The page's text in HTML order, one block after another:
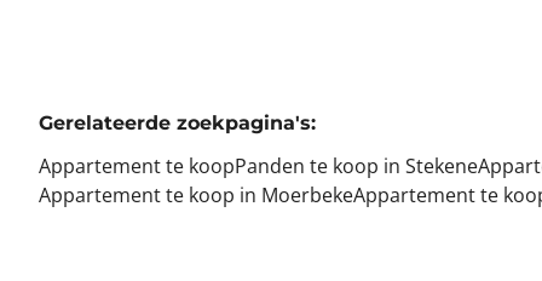
Gerelateerde zoekpagina's:
Appartement te koopPanden te koop in Stekene
Appartement te koop in MoerbekeAppartement te